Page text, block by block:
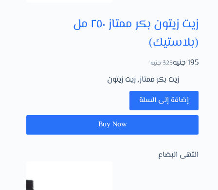
زيت زيتون بكر ممتاز ٢٥٠ مل
(بلاستيك)
325جنيه 195 جنيه
زيت بكر ممتاز, زيت زيتون
إضافة إلى السلة
Buy Now
انتهى البضاع